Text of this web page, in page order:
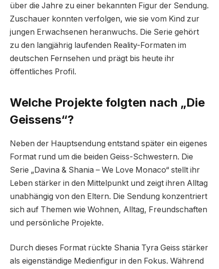
über die Jahre zu einer bekannten Figur der Sendung.
Zuschauer konnten verfolgen, wie sie vom Kind zur
jungen Erwachsenen heranwuchs. Die Serie gehört
zu den langjährig laufenden Reality-Formaten im
deutschen Fernsehen und prägt bis heute ihr
öffentliches Profil.
Welche Projekte folgten nach „Die
Geissens“?
Neben der Hauptsendung entstand später ein eigenes
Format rund um die beiden Geiss-Schwestern. Die
Serie „Davina & Shania – We Love Monaco“ stellt ihr
Leben stärker in den Mittelpunkt und zeigt ihren Alltag
unabhängig von den Eltern. Die Sendung konzentriert
sich auf Themen wie Wohnen, Alltag, Freundschaften
und persönliche Projekte.
Durch dieses Format rückte Shania Tyra Geiss stärker
als eigenständige Medienfigur in den Fokus. Während